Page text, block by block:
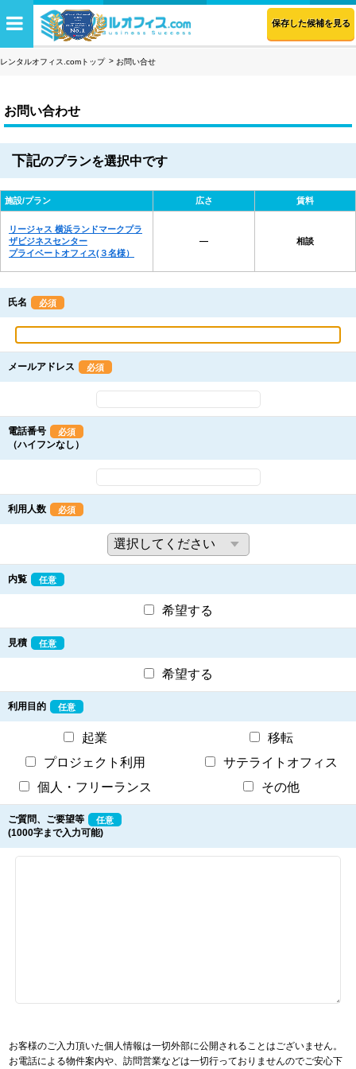
保存した候補を見る
レンタルオフィス.comトップ お問い合せ
お問い合わせ
下記のプランを選択中です
施設/プラン 広さ 賃料
リージャス 横浜ランドマークプラ
ザビジネスセンター
プライベートオフィス(３名様）
― 相談
氏名 必須
メールアドレス 必須
電話番号 必須
（ハイフンなし）
利用人数 必須
内覧 任意
希望する
見積 任意
希望する
利用目的 任意
起業
移転
プロジェクト利用
サテライトオフィス
個人・フリーランス
その他
ご質問、ご要望等 任意
(1000字まで入力可能)
お客様のご入力頂いた個人情報は一切外部に公開されることはございません。
お電話による物件案内や、訪問営業などは一切行っておりませんのでご安心下